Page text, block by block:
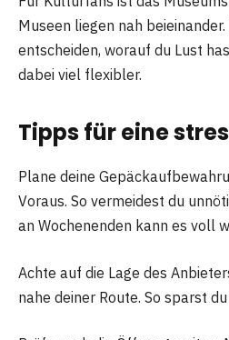
Museen liegen nah
entscheiden, worauf du Lust
dabei viel flexibler.
Tipps für eine
Plane deine
Voraus. So vermeidest du
an Wochenenden kann es voll
Achte auf die Lage des
nahe deiner Route. So sparst